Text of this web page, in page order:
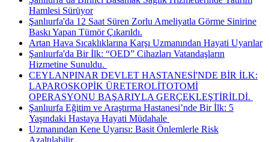
Hamlesi Sürüyor
Şanlıurfa'da 12 Saat Süren Zorlu Ameliyatla Görme Sinirine
Baskı Yapan Tümör Çıkarıldı.
Artan Hava Sıcaklıklarına Karşı Uzmanından Hayati Uyarılar
Şanlıurfa'da Bir İlk: “OED” Cihazları Vatandaşların
Hizmetine Sunuldu. ​
CEYLANPINAR DEVLET HASTANESİ'NDE BİR İLK:
LAPAROSKOPİK ÜRETEROLİTOTOMİ
OPERASYONU BAŞARIYLA GERÇEKLEŞTİRİLDİ. ​
Şanlıurfa Eğitim ve Araştırma Hastanesi’nde Bir İlk: 5
Yaşındaki Hastaya Hayati Müdahale ​
Uzmanından Kene Uyarısı: Basit Önlemlerle Risk
Azaltılabilir